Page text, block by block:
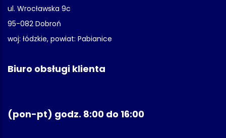
ul. Wrocławska 9c
95-082 Dobroń
woj: łódzkie, powiat: Pabianice
Biuro obsługi klienta
(pon-pt) godz. 8:00 do 16:00